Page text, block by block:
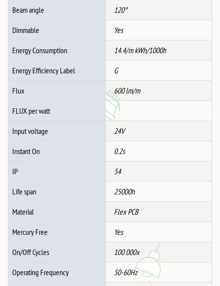
количина
Beam angle 120°
Dimmable Yes
Energy Consumption 14.4/m kWh/1000h
Energy Efficiency Label G
Flux 600 lm/m
FLUX per watt
Input voltage 24V
Instant On 0.2s
IP 54
Life span 25000h
Material Flex PCB
Mercury Free Yes
On/Off Cycles 100 000x
Operating Frequency 50-60Hz